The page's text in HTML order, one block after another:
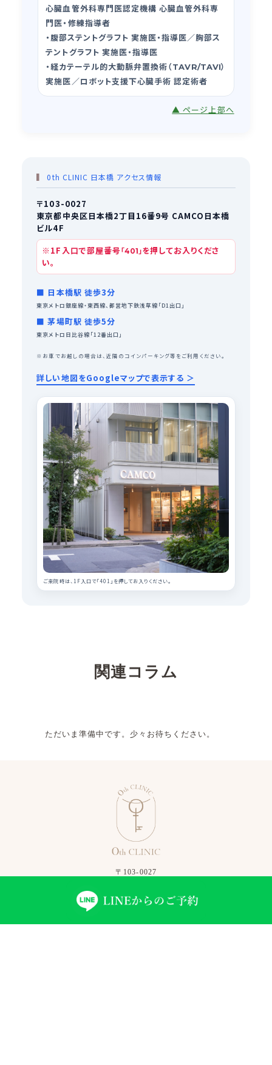
心臓血管外科専門医認定機構 心臓血管外科専
門医・修練指導者
・ 腹部ステントグラフト 実施医・指導医／胸部ス
テントグラフト 実施医・指導医
・経カテーテル的大動脈弁置換術（TAVR/TAVI）
実施医／ロボット支援下心臓手術 認定術者
▲ ページ上部へ
0th CLINIC 日本橋 アクセス情報
〒103-0027
東京都中央区日本橋2丁目16番9号 CAMCO日本橋
ビル4F
※1F入口で部屋番号 「401」を押してお入りくださ
い。
■ 日本橋駅 徒歩3分
東京メトロ銀座線・東西線、都営地下鉄浅草線「D1出口」
■ 茅場町駅 徒歩5分
東京メトロ日比谷線「12番出口」
※お車でお越しの場合は、近隣のコインパーキング等をご利用ください。
詳しい地図をGoogleマップで表示する ＞
ご来院時は、1F入口で「401」を押してお入りください。
関連コラム
ただいま準備中です。少々お待ちください。
〒103-0027
CAMCO日本橋ビル4F